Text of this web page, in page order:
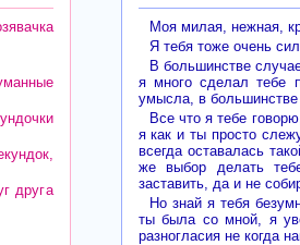
друга
Моя милая, нежная,
Я тебя тоже очень
В большинстве
я много сделал тебе
умысла, в большинстве
Все что я тебе
я как и ты просто
всегда оставалась
же выбор делать
заставить, да и не
Но знай я тебя
ты была со мной, я
разногласия не когда